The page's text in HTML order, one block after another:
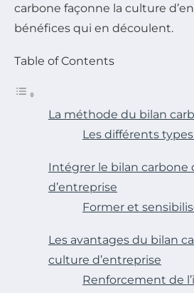
carbone façonne la culture
bénéfices qui en découlent.
Table of Contents
La méthode du bilan
Les différents
Intégrer le bilan carbone
d’entreprise
Former et
Les avantages du bilan
culture d’entreprise
Renforcement de